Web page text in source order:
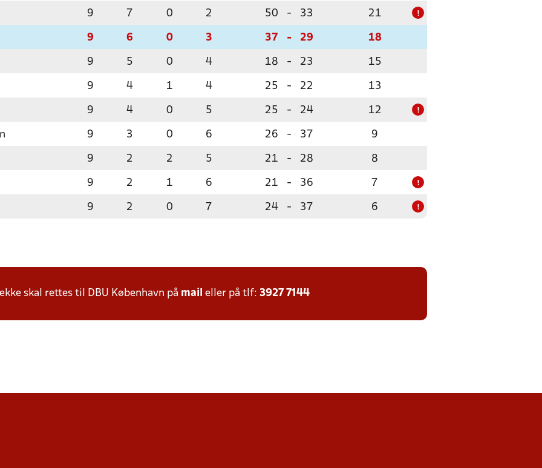
9 7 0 2 50 - 33 21 !
9 6 0 3 37 - 29 18
9 5 0 4 18 - 23 15
9 4 1 4 25 - 22 13
9 4 0 5 25 - 24 12 !
9 3 0 6 26 - 37 9
9 2 2 5 21 - 28 8
9 2 1 6 21 - 36 7 !
9 2 0 7 24 - 37 6 !
skal rettes til DBU København på mail eller på tlf: 3927 7144